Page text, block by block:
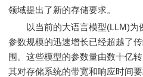
领域提出了新的存储要求。
以当前的大语言模型(LLM)为
参数规模的迅速增长已经超越了
围。这些模型的参数量由数十亿
其对存储系统的带宽和响应时间